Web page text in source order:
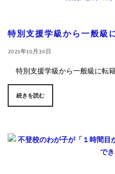
特別支援学級から一般級
2021年10月30日
特別支援学級から一般級に転籍
続きを読む